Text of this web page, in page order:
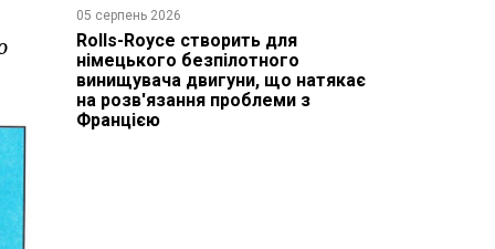
05 серпень 2026
Rolls-Royce створить для
німецького безпілотного
винищувача двигуни, що натякає
на розв'язання проблеми з
Францією